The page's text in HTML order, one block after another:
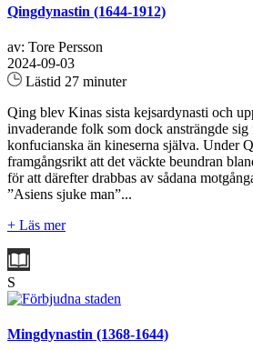
Qingdynastin (1644-1912)
av: Tore Persson
2024-09-03
Lästid 27 minuter
Qing blev Kinas sista kejsardynasti och
invaderande folk som dock ansträngde
konfucianska än kineserna själva. Under
framgångsrikt att det väckte beundran
för att därefter drabbas av sådana
”Asiens sjuke man”...
+ Läs mer
S
Mingdynastin (1368-1644)